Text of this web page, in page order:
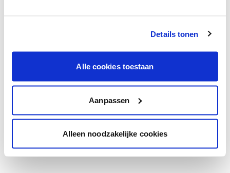
Details tonen
Alle cookies toestaan
Aanpassen
Alleen noodzakelijke cookies
Krijg kleuradvies op basis van de lichtinval
en je meubels.
Krijg ineens een technologische check-up